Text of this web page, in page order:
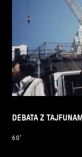
DEBATA Z
60’